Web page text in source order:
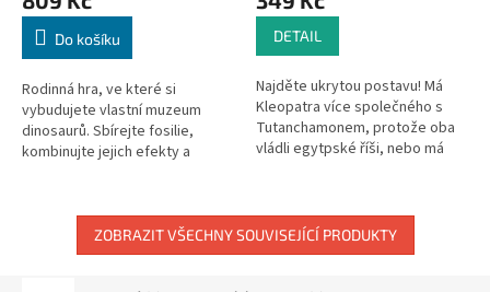
Do košíku
Rodinná hra, ve které si
vybudujete vlastní muzeum
dinosaurů. Sbírejte fosilie,
kombinujte jejich efekty a
vítězství.
DETAIL
Najděte ukrytou postavu! Má
Kleopatra více společného s
Tutanchamonem, protože oba
vládli egytpské říši, nebo má
ZOBRAZIT VŠECHNY SOUVISEJÍCÍ PRODUKTY